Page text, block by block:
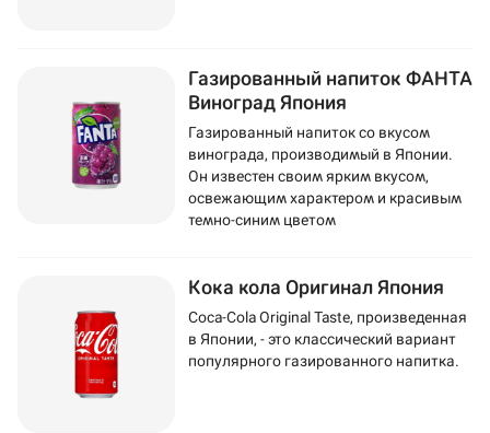
Газированный напиток ФАНТА
Виноград Япония
Газированный напиток со вкусом
винограда, производимый в Японии.
Он известен своим ярким вкусом,
освежающим характером и красивым
темно-синим цветом
Кока кола Оригинал Япония
Coca-Cola Original Taste, произведенная
в Японии, - это классический вариант
популярного газированного напитка.